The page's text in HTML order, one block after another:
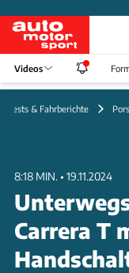
Videos
Tests & Fahrberichte
8:18 MIN. • 19.11.2024
Carrera T